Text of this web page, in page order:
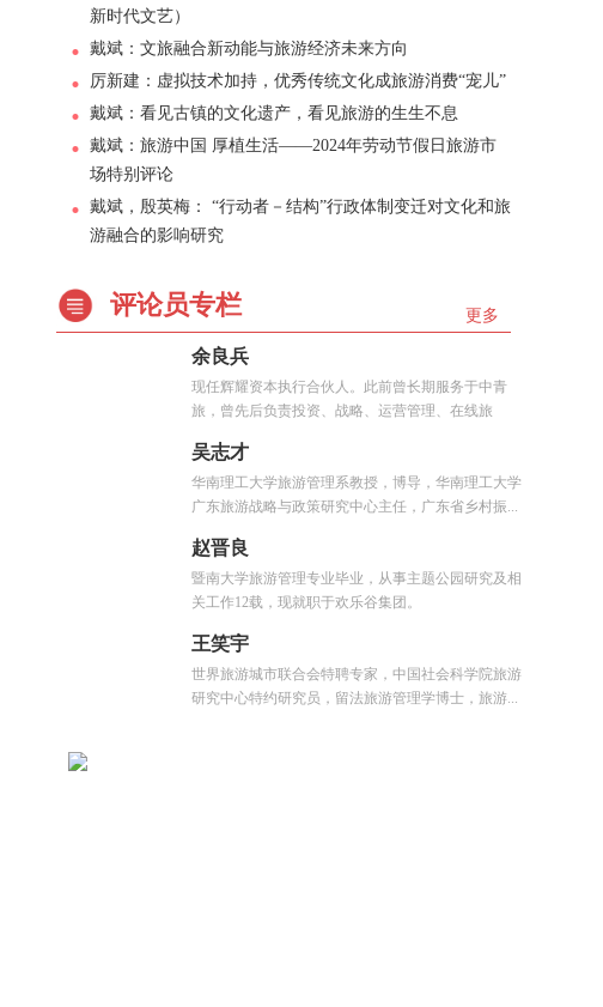
新时代文艺）
戴斌：文旅融合新动能与旅游经济未来方向
厉新建：虚拟技术加持，优秀传统文化成旅游消费“宠儿”
戴斌：看见古镇的文化遗产，看见旅游的生生不息
戴斌：旅游中国 厚植生活——2024年劳动节假日旅游市
场特别评论
戴斌，殷英梅： “行动者－结构”行政体制变迁对文化和旅
游融合的影响研究
更多
评论员专栏
余良兵
现任辉耀资本执行合伙人。此前曾长期服务于中青
旅，曾先后负责投资、战略、运营管理、在线旅
吴志才
华南理工大学旅游管理系教授，博导，华南理工大学
广东旅游战略与政策研究中心主任，广东省乡村振...
赵晋良
暨南大学旅游管理专业毕业，从事主题公园研究及相
关工作12载，现就职于欢乐谷集团。
王笑宇
世界旅游城市联合会特聘专家，中国社会科学院旅游
研究中心特约研究员，留法旅游管理学博士，旅游...